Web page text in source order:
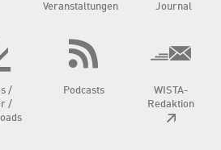
Veranstaltungen
Journal
/
/
Podcasts
WISTA-
Redaktion